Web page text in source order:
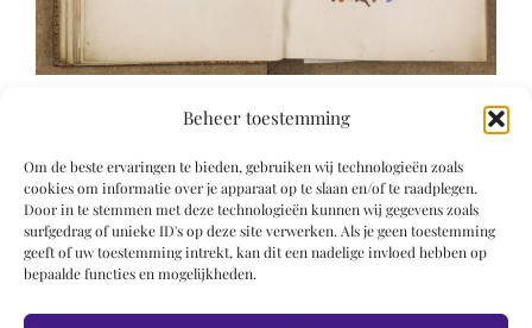
Beheer toestemming
Om de beste ervaringen te bieden, gebruiken wij technologieën zoals
cookies om informatie over je apparaat op te slaan en/of te raadplegen.
Door in te stemmen met deze technologieën kunnen wij gegevens zoals
surfgedrag of unieke ID's op deze site verwerken. Als je geen toestemming
geeft of uw toestemming intrekt, kan dit een nadelige invloed hebben op
bepaalde functies en mogelijkheden.
© 2019 Roel Wiechers | Powered byROCK Design